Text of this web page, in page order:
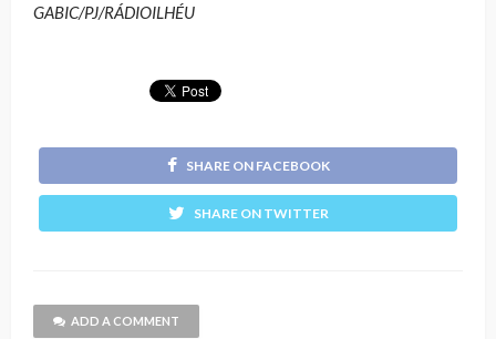
GABIC/PJ/RÁDIOILHÉU
SHARE ON FACEBOOK
SHARE ON TWITTER
ADD A COMMENT